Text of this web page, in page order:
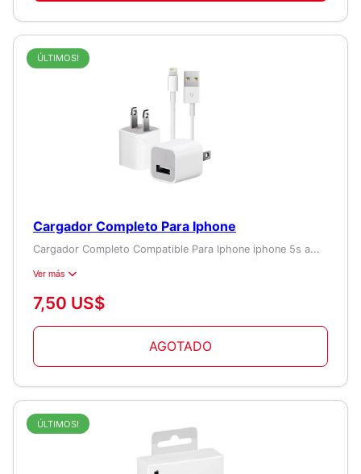
ÚLTIMOS!
Cargador Completo Para Iphone
Cargador Completo Compatible Para Iphone iphone 5s a...
Ver más
7,50 US$
AGOTADO
ÚLTIMOS!